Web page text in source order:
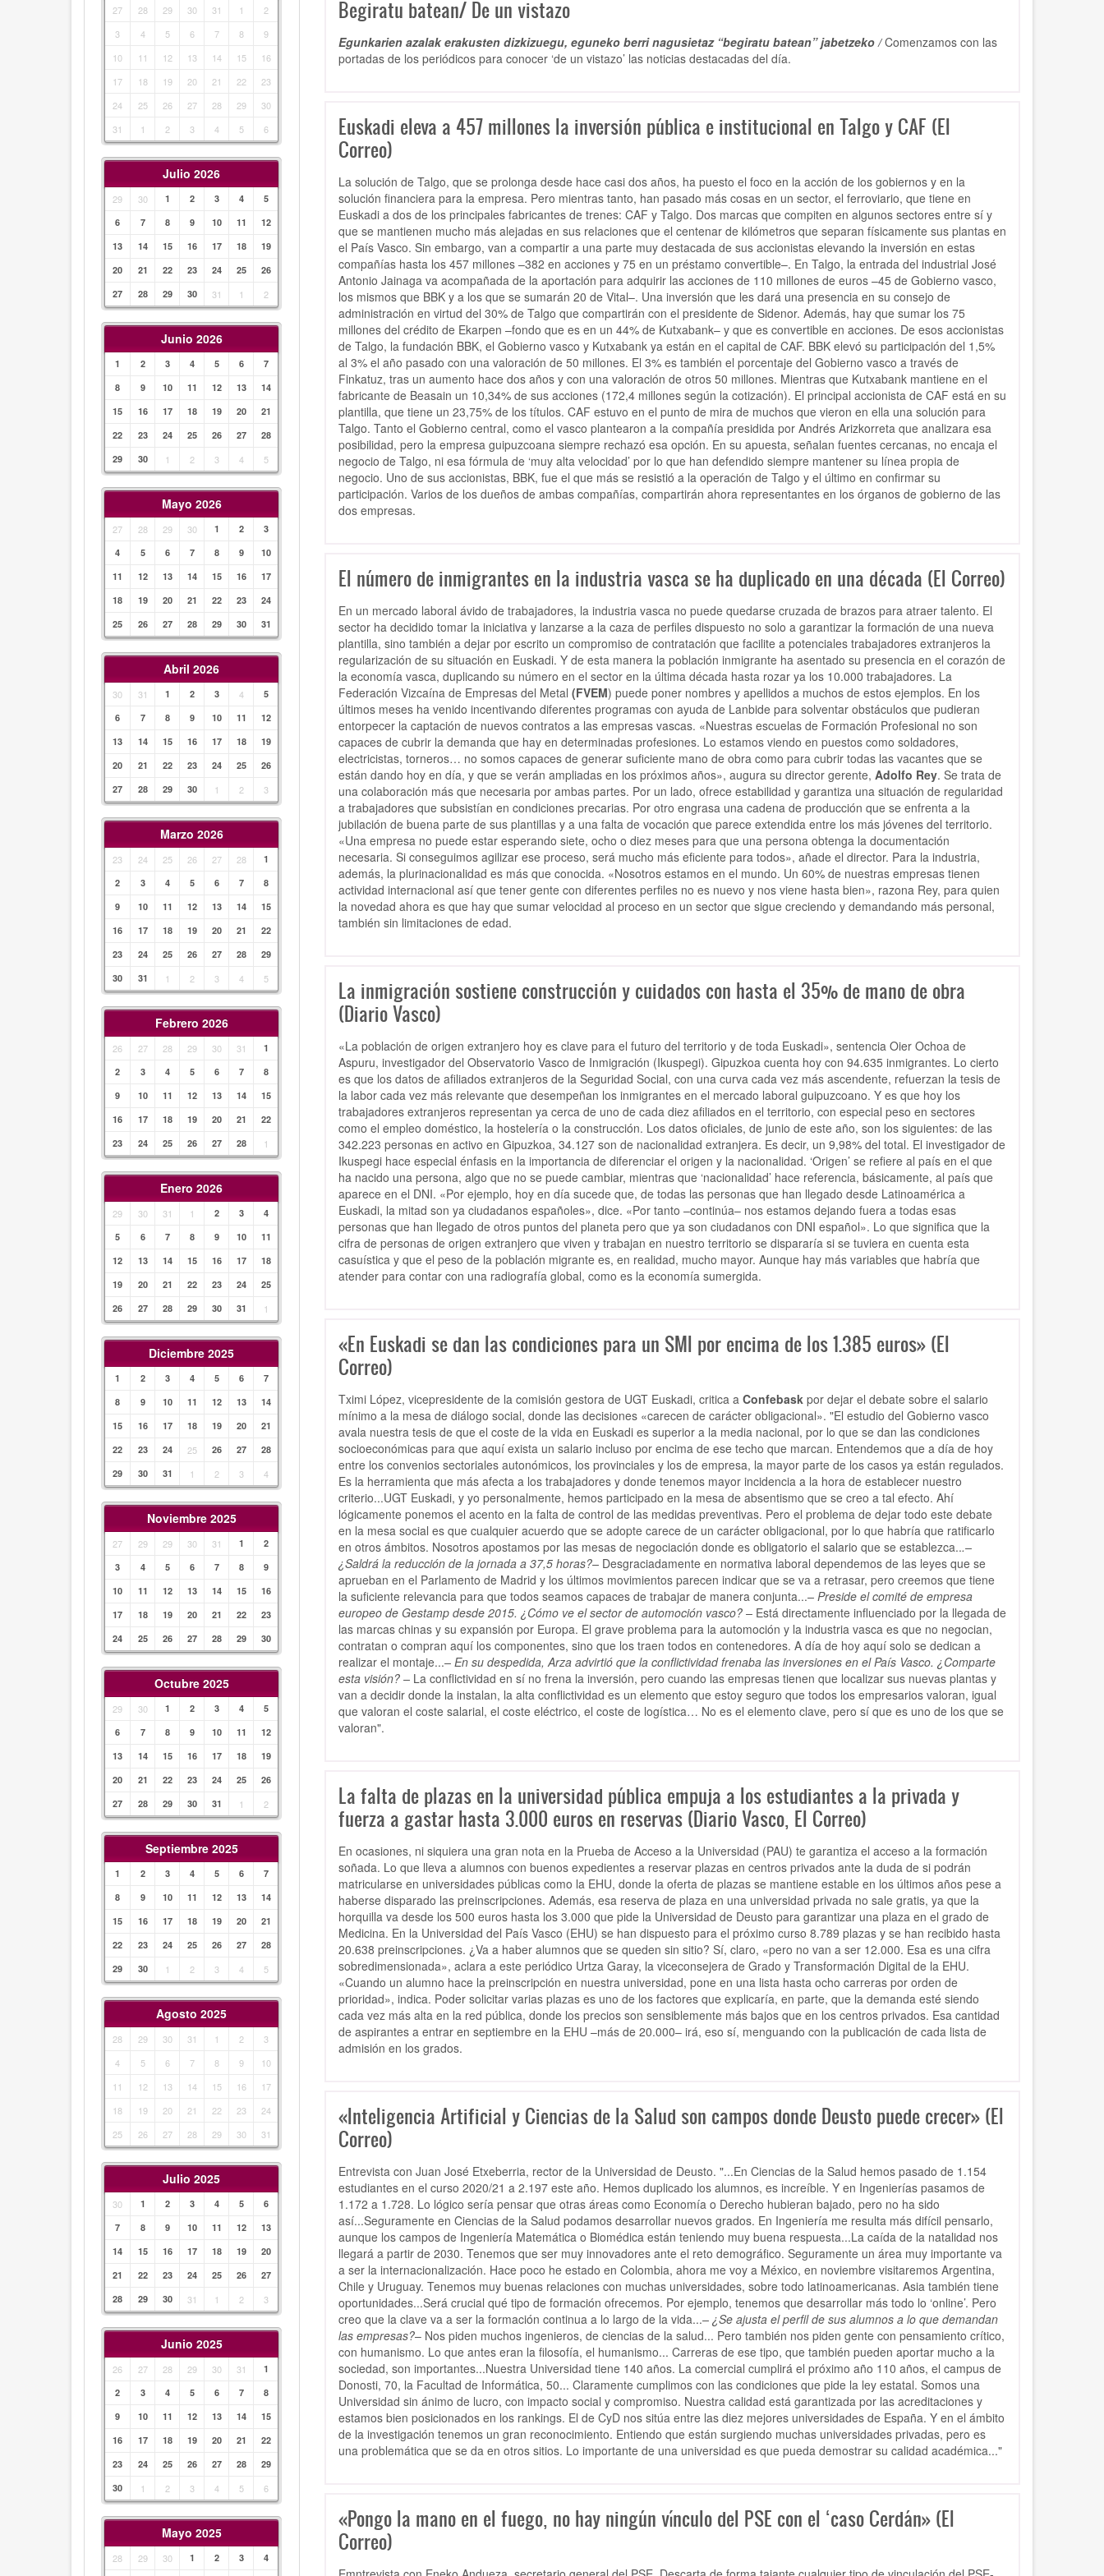
27 28 29 30 31 1
2
3
4 5 6 7 8
9
10
11 12 13 14 15
16
17
18 19 20 21 22
23
24
25 26 27 28 29
30
31
1 2 3 4 5 6
Julio 2026
29 30 1 2 3 4
5
6
7 8 9 10 11
12
13
14 15 16 17 18
19
20
21 22 23 24 25
26
27
28 29 30 31 1 2
Junio 2026
1 2 3 4 5 6
7
8
9 10 11 12 13
14
15
16 17 18 19 20
21
22
23 24 25 26 27
28
29
30 1 2 3 4 5
Mayo 2026
27 28 29 30 1 2
3
4
5 6 7 8 9
10
11
12 13 14 15 16
17
18
19 20 21 22 23
24
25
26 27 28 29 30 31
Abril 2026
30 31 1 2 3 4
5
6
7 8 9 10 11
12
13
14 15 16 17 18
19
20
21 22 23 24 25
26
27
28 29 30 1 2 3
Marzo 2026
23 24 25 26 27 28
1
2
3 4 5 6 7
8
9
10 11 12 13 14
15
16
17 18 19 20 21
22
23
24 25 26 27 28
29
30
31 1 2 3 4 5
Febrero 2026
26 27 28 29 30 31
1
2
3 4 5 6 7
8
9
10 11 12 13 14
15
16
17 18 19 20 21
22
23
24 25 26 27 28 1
Enero 2026
29 30 31 1 2 3
4
5
6 7 8 9 10
11
12
13 14 15 16 17
18
19
20 21 22 23 24
25
26
27 28 29 30 31 1
Diciembre 2025
1 2 3 4 5 6
7
8
9 10 11 12 13
14
15
16 17 18 19 20
21
22
23 24 25 26 27
28
29
30 31 1 2 3 4
Noviembre 2025
27 29 29 30 31 1
2
3
4 5 6 7 8
9
10
11 12 13 14 15
16
17
18 19 20 21 22
23
24
25 26 27 28 29 30
Octubre 2025
29 30 1 2 3 4
5
6
7 8 9 10 11
12
13
14 15 16 17 18
19
20
21 22 23 24 25
26
27
28 29 30 31 1 2
Septiembre 2025
1 2 3 4 5 6
7
8
9 10 11 12 13
14
15
16 17 18 19 20
21
22
23 24 25 26 27
28
29
30 1 2 3 4 5
Agosto 2025
28 29 30 31 1 2
3
4
5 6 7 8 9
10
11
12 13 14 15 16
17
18
19 20 21 22 23
24
25
26 27 28 29 30 31
Julio 2025
30 1 2 3 4 5
6
7
8 9 10 11 12
13
14
15 16 17 18 19
20
21
22 23 24 25 26
27
28
29 30 31 1 2 3
Junio 2025
26 27 28 29 30 31
1
2
3 4 5 6 7
8
9
10 11 12 13 14
15
16
17 18 19 20 21
22
23
24 25 26 27 28
29
30
1 2 3 4 5 6
Mayo 2025
28 29 30 1 2 3
4
Begiratu batean/ De un vistazo
Egunkarien azalak erakusten dizkizuegu, eguneko berri nagusietaz “begiratu batean” jabetzeko /Comenzamos con las
portadas de los periódicos para conocer ‘de un vistazo’ las noticias destacadas del día.
Euskadi eleva a 457 millones la inversión pública e institucional en Talgo y CAF (El
Correo)
La solución de Talgo, que se prolonga desde hace casi dos años, ha puesto el foco en la acción de los gobiernos y en la
solución financiera para la empresa. Pero mientras tanto, han pasado más cosas en un sector, el ferroviario, que tiene en
Euskadi a dos de los principales fabricantes de trenes: CAF y Talgo. Dos marcas que compiten en algunos sectores entre sí y
que se mantienen mucho más alejadas en sus relaciones que el centenar de kilómetros que separan físicamente sus plantas en
el País Vasco. Sin embargo, van a compartir a una parte muy destacada de sus accionistas elevando la inversión en estas
compañías hasta los 457 millones –382 en acciones y 75 en un préstamo convertible–. En Talgo, la entrada del industrial José
Antonio Jainaga va acompañada de la aportación para adquirir las acciones de 110 millones de euros –45 de Gobierno vasco,
los mismos que BBK y a los que se sumarán 20 de Vital–. Una inversión que les dará una presencia en su consejo de
administración en virtud del 30% de Talgo que compartirán con el presidente de Sidenor. Además, hay que sumar los 75
millones del crédito de Ekarpen –fondo que es en un 44% de Kutxabank– y que es convertible en acciones. De esos accionistas
de Talgo, la fundación BBK, el Gobierno vasco y Kutxabank ya están en el capital de CAF. BBK elevó su participación del 1,5%
al 3% el año pasado con una valoración de 50 millones. El 3% es también el porcentaje del Gobierno vasco a través de
Finkatuz, tras un aumento hace dos años y con una valoración de otros 50 millones. Mientras que Kutxabank mantiene en el
fabricante de Beasain un 10,34% de sus acciones (172,4 millones según la cotización). El principal accionista de CAF está en su
plantilla, que tiene un 23,75% de los títulos. CAF estuvo en el punto de mira de muchos que vieron en ella una solución para
Talgo. Tanto el Gobierno central, como el vasco plantearon a la compañía presidida por Andrés Arizkorreta que analizara esa
posibilidad, pero la empresa guipuzcoana siempre rechazó esa opción. En su apuesta, señalan fuentes cercanas, no encaja el
negocio de Talgo, ni esa fórmula de ‘muy alta velocidad’ por lo que han defendido siempre mantener su línea propia de
negocio. Uno de sus accionistas, BBK, fue el que más se resistió a la operación de Talgo y el último en confirmar su
participación. Varios de los dueños de ambas compañías, compartirán ahora representantes en los órganos de gobierno de las
dos empresas.
El número de inmigrantes en la industria vasca se ha duplicado en una década (El Correo)
En un mercado laboral ávido de trabajadores, la industria vasca no puede quedarse cruzada de brazos para atraer talento. El
sector ha decidido tomar la iniciativa y lanzarse a la caza de perfiles dispuesto no solo a garantizar la formación de una nueva
plantilla, sino también a dejar por escrito un compromiso de contratación que facilite a potenciales trabajadores extranjeros la
regularización de su situación en Euskadi. Y de esta manera la población inmigrante ha asentado su presencia en el corazón de
la economía vasca, duplicando su número en el sector en la última década hasta rozar ya los 10.000 trabajadores. La
Federación Vizcaína de Empresas del Metal (FVEM) puede poner nombres y apellidos a muchos de estos ejemplos. En los
últimos meses ha venido incentivando diferentes programas con ayuda de Lanbide para solventar obstáculos que pudieran
entorpecer la captación de nuevos contratos a las empresas vascas. «Nuestras escuelas de Formación Profesional no son
capaces de cubrir la demanda que hay en determinadas profesiones. Lo estamos viendo en puestos como soldadores,
electricistas, torneros… no somos capaces de generar suficiente mano de obra como para cubrir todas las vacantes que se
están dando hoy en día, y que se verán ampliadas en los próximos años», augura su director gerente, Adolfo Rey. Se trata de
una colaboración más que necesaria por ambas partes. Por un lado, ofrece estabilidad y garantiza una situación de regularidad
a trabajadores que subsistían en condiciones precarias. Por otro engrasa una cadena de producción que se enfrenta a la
jubilación de buena parte de sus plantillas y a una falta de vocación que parece extendida entre los más jóvenes del territorio.
«Una empresa no puede estar esperando siete, ocho o diez meses para que una persona obtenga la documentación
necesaria. Si conseguimos agilizar ese proceso, será mucho más eficiente para todos», añade el director. Para la industria,
además, la plurinacionalidad es más que conocida. «Nosotros estamos en el mundo. Un 60% de nuestras empresas tienen
actividad internacional así que tener gente con diferentes perfiles no es nuevo y nos viene hasta bien», razona Rey, para quien
la novedad ahora es que hay que sumar velocidad al proceso en un sector que sigue creciendo y demandando más personal,
también sin limitaciones de edad.
La inmigración sostiene construcción y cuidados con hasta el 35% de mano de obra
(Diario Vasco)
«La población de origen extranjero hoy es clave para el futuro del territorio y de toda Euskadi», sentencia Oier Ochoa de
Aspuru, investigador del Observatorio Vasco de Inmigración (Ikuspegi). Gipuzkoa cuenta hoy con 94.635 inmigrantes. Lo cierto
es que los datos de afiliados extranjeros de la Seguridad Social, con una curva cada vez más ascendente, refuerzan la tesis de
la labor cada vez más relevante que desempeñan los inmigrantes en el mercado laboral guipuzcoano. Y es que hoy los
trabajadores extranjeros representan ya cerca de uno de cada diez afiliados en el territorio, con especial peso en sectores
como el empleo doméstico, la hostelería o la construcción. Los datos oficiales, de junio de este año, son los siguientes: de las
342.223 personas en activo en Gipuzkoa, 34.127 son de nacionalidad extranjera. Es decir, un 9,98% del total. El investigador de
Ikuspegi hace especial énfasis en la importancia de diferenciar el origen y la nacionalidad. ‘Origen’ se refiere al país en el que
ha nacido una persona, algo que no se puede cambiar, mientras que ‘nacionalidad’ hace referencia, básicamente, al país que
aparece en el DNI. «Por ejemplo, hoy en día sucede que, de todas las personas que han llegado desde Latinoamérica a
Euskadi, la mitad son ya ciudadanos españoles», dice. «Por tanto –continúa– nos estamos dejando fuera a todas esas
personas que han llegado de otros puntos del planeta pero que ya son ciudadanos con DNI español». Lo que significa que la
cifra de personas de origen extranjero que viven y trabajan en nuestro territorio se dispararía si se tuviera en cuenta esta
casuística y que el peso de la población migrante es, en realidad, mucho mayor. Aunque hay más variables que habría que
atender para contar con una radiografía global, como es la economía sumergida.
«En Euskadi se dan las condiciones para un SMI por encima de los 1.385 euros» (El
Correo)
Tximi López, vicepresidente de la comisión gestora de UGT Euskadi, critica a Confebaskpor dejar el debate sobre el salario
mínimo a la mesa de diálogo social, donde las decisiones «carecen de carácter obligacional». "El estudio del Gobierno vasco
avala nuestra tesis de que el coste de la vida en Euskadi es superior a la media nacional, por lo que se dan las condiciones
socioeconómicas para que aquí exista un salario incluso por encima de ese techo que marcan. Entendemos que a día de hoy
entre los convenios sectoriales autonómicos, los provinciales y los de empresa, la mayor parte de los casos ya están regulados.
Es la herramienta que más afecta a los trabajadores y donde tenemos mayor incidencia a la hora de establecer nuestro
criterio...UGT Euskadi, y yo personalmente, hemos participado en la mesa de absentismo que se creo a tal efecto. Ahí
lógicamente ponemos el acento en la falta de control de las medidas preventivas. Pero el problema de dejar todo este debate
en la mesa social es que cualquier acuerdo que se adopte carece de un carácter obligacional, por lo que habría que ratificarlo
en otros ámbitos. Nosotros apostamos por las mesas de negociación donde es obligatorio el salario que se establezca...–
¿Saldrá la reducción de la jornada a 37,5 horas?– Desgraciadamente en normativa laboral dependemos de las leyes que se
aprueban en el Parlamento de Madrid y los últimos movimientos parecen indicar que se va a retrasar, pero creemos que tiene
la suficiente relevancia para que todos seamos capaces de trabajar de manera conjunta...– Preside el comité de empresa
europeo de Gestamp desde 2015. ¿Cómo ve el sector de automoción vasco? –Está directamente influenciado por la llegada de
las marcas chinas y su expansión por Europa. El grave problema para la automoción y la industria vasca es que no negocian,
contratan o compran aquí los componentes, sino que los traen todos en contenedores. A día de hoy aquí solo se dedican a
realizar el montaje...– En su despedida, Arza advirtió que la conflictividad frenaba las inversiones en el País Vasco. ¿Comparte
esta visión? – La conflictividad en sí no frena la inversión, pero cuando las empresas tienen que localizar sus nuevas plantas y
van a decidir donde la instalan, la alta conflictividad es un elemento que estoy seguro que todos los empresarios valoran, igual
que valoran el coste salarial, el coste eléctrico, el coste de logística… No es el elemento clave, pero sí que es uno de los que se
valoran".
La falta de plazas en la universidad pública empuja a los estudiantes a la privada y
fuerza a gastar hasta 3.000 euros en reservas (Diario Vasco, El Correo)
En ocasiones, ni siquiera una gran nota en la Prueba de Acceso a la Universidad (PAU) te garantiza el acceso a la formación
soñada. Lo que lleva a alumnos con buenos expedientes a reservar plazas en centros privados ante la duda de si podrán
matricularse en universidades públicas como la EHU, donde la oferta de plazas se mantiene estable en los últimos años pese a
haberse disparado las preinscripciones. Además, esa reserva de plaza en una universidad privada no sale gratis, ya que la
horquilla va desde los 500 euros hasta los 3.000 que pide la Universidad de Deusto para garantizar una plaza en el grado de
Medicina. En la Universidad del País Vasco (EHU) se han dispuesto para el próximo curso 8.789 plazas y se han recibido hasta
20.638 preinscripciones. ¿Va a haber alumnos que se queden sin sitio? Sí, claro, «pero no van a ser 12.000. Esa es una cifra
sobredimensionada», aclara a este periódico Urtza Garay, la viceconsejera de Grado y Transformación Digital de la EHU.
«Cuando un alumno hace la preinscripción en nuestra universidad, pone en una lista hasta ocho carreras por orden de
prioridad», indica. Poder solicitar varias plazas es uno de los factores que explicaría, en parte, que la demanda esté siendo
cada vez más alta en la red pública, donde los precios son sensiblemente más bajos que en los centros privados. Esa cantidad
de aspirantes a entrar en septiembre en la EHU –más de 20.000– irá, eso sí, menguando con la publicación de cada lista de
admisión en los grados.
«Inteligencia Artificial y Ciencias de la Salud son campos donde Deusto puede crecer» (El
Correo)
Entrevista con Juan José Etxeberria, rector de la Universidad de Deusto. "...En Ciencias de la Salud hemos pasado de 1.154
estudiantes en el curso 2020/21 a 2.197 este año. Hemos duplicado los alumnos, es increíble. Y en Ingenierías pasamos de
1.172 a 1.728. Lo lógico sería pensar que otras áreas como Economía o Derecho hubieran bajado, pero no ha sido
así...Seguramente en Ciencias de la Salud podamos desarrollar nuevos grados. En Ingeniería me resulta más difícil pensarlo,
aunque los campos de Ingeniería Matemática o Biomédica están teniendo muy buena respuesta...La caída de la natalidad nos
llegará a partir de 2030. Tenemos que ser muy innovadores ante el reto demográfico. Seguramente un área muy importante va
a ser la internacionalización. Hace poco he estado en Colombia, ahora me voy a México, en noviembre visitaremos Argentina,
Chile y Uruguay. Tenemos muy buenas relaciones con muchas universidades, sobre todo latinoamericanas. Asia también tiene
oportunidades...Será crucial qué tipo de formación ofrecemos. Por ejemplo, tenemos que desarrollar más todo lo ‘online’. Pero
creo que la clave va a ser la formación continua a lo largo de la vida...– ¿Se ajusta el perfil de sus alumnos a lo que demandan
las empresas?– Nos piden muchos ingenieros, de ciencias de la salud... Pero también nos piden gente con pensamiento crítico,
con humanismo. Lo que antes eran la filosofía, el humanismo... Carreras de ese tipo, que también pueden aportar mucho a la
sociedad, son importantes...Nuestra Universidad tiene 140 años. La comercial cumplirá el próximo año 110 años, el campus de
Donosti, 70, la Facultad de Informática, 50... Claramente cumplimos con las condiciones que pide la ley estatal. Somos una
Universidad sin ánimo de lucro, con impacto social y compromiso. Nuestra calidad está garantizada por las acreditaciones y
estamos bien posicionados en los rankings. El de CyD nos sitúa entre las diez mejores universidades de España. Y en el ámbito
de la investigación tenemos un gran reconocimiento. Entiendo que están surgiendo muchas universidades privadas, pero es
una problemática que se da en otros sitios. Lo importante de una universidad es que pueda demostrar su calidad académica..."
«Pongo la mano en el fuego, no hay ningún vínculo del PSE con el ‘caso Cerdán» (El
Correo)